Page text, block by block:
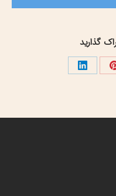
گذارید
اشتراک اشتراک